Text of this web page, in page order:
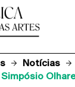
Notícias